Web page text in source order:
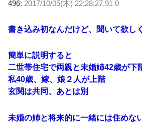
496: 2017/10/05(木) 22:28:27.91 0
書き込み初なんだけど、聞いて欲し
簡単に説明すると
二世帯住宅で両親と未婚姉42歳が下
私40歳、嫁、娘２人が上階
玄関は共同、あとは別
未婚の姉と将来的に一緒には住めな